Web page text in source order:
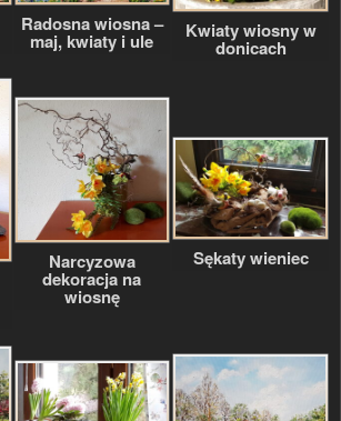
Radosna wiosna –
maj, kwiaty i ule Kwiaty wiosny w
donicach
Narcyzowa
dekoracja na
wiosnę
Sękaty wieniec